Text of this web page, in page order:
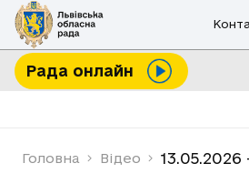
Рада онлайн
Головна Відео